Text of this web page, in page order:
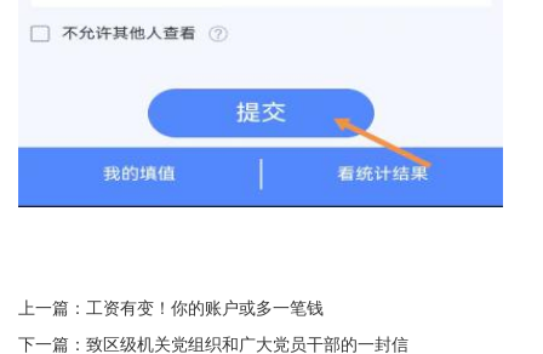
上一篇：工资有变！你的账户或多一笔钱
下一篇：致区级机关党组织和广大党员干部的一封信